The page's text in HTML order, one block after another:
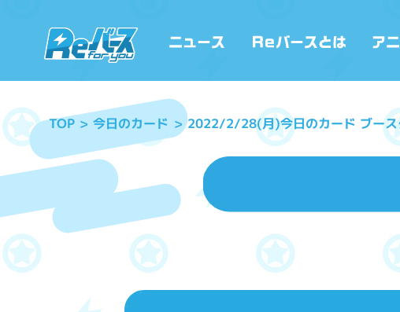
TOP 今日のカード 2022/2/28(月)今日のカード ブース